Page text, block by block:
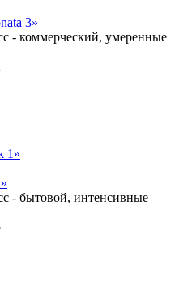
3»
- коммерческий, умеренные
- бытовой, интенсивные